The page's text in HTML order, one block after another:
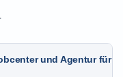
und Agentur für